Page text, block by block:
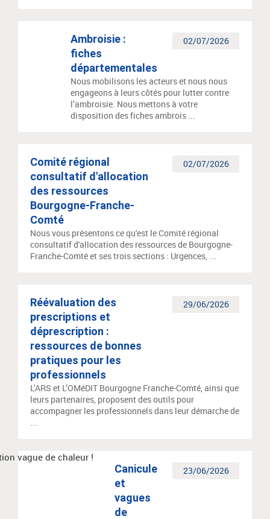
02/07/2026
Ambroisie :
fiches
départementales
Nous mobilisons les acteurs et nous nous
engageons à leurs côtés pour lutter contre
l’ambroisie. Nous mettons à votre
disposition des fiches ambrois ...
02/07/2026
Comité régional
consultatif d'allocation
des ressources
Bourgogne-Franche-
Comté
Nous vous présentons ce qu'est le Comité régional
consultatif d'allocation des ressources de Bourgogne-
Franche-Comté et ses trois sections : Urgences, ...
29/06/2026
Réévaluation des
prescriptions et
déprescription :
ressources de bonnes
pratiques pour les
professionnels
L’ARS et L’OMéDIT Bourgogne Franche-Comté, ainsi que
leurs partenaires, proposent des outils pour
accompagner les professionnels dans leur démarche de
23/06/2026
Canicule
et
vagues
de